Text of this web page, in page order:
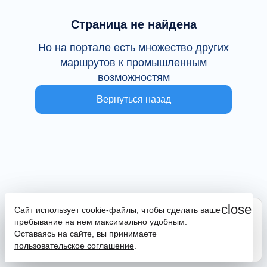
Страница не найдена
Но на портале есть множество других
маршрутов к промышленным
возможностям
Вернуться назад
close
Сайт использует cookie-файлы, чтобы сделать ваше
пребывание на нем максимально удобным.
Оставаясь на сайте, вы принимаете
пользовательское соглашение
Сайт находится в тестовой эксплуатации
В случае наличия ошибок или замечаний просим
сообщить на почтуpromportal@frpkk.ru
написать нам в чатилизаказать обратный звонок